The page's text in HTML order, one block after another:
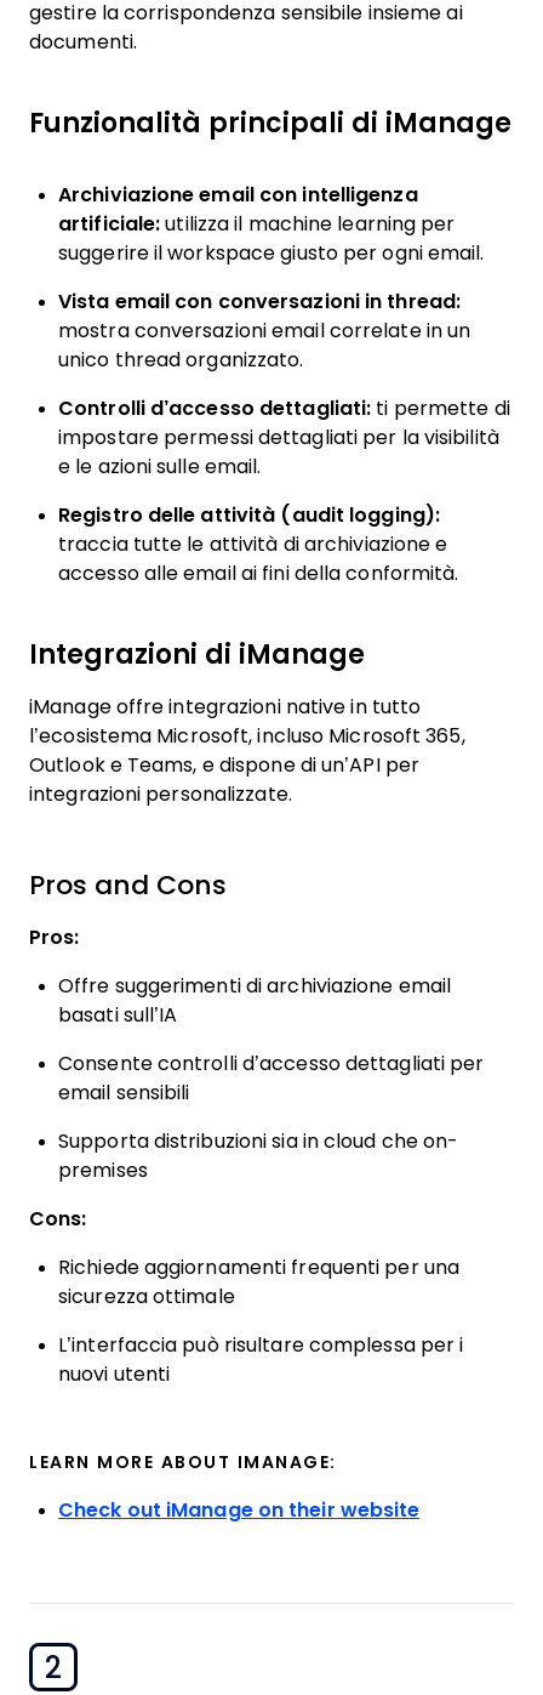
gestire la corrispondenza sensibile insieme ai
documenti.
Funzionalità principali di iManage
Archiviazione email con intelligenza
artificiale: utilizza il machine learning per
suggerire il workspace giusto per ogni email.
Vista email con conversazioni in thread:
mostra conversazioni email correlate in un
unico thread organizzato.
Controlli d’accesso dettagliati: ti permette di
impostare permessi dettagliati per la visibilità
e le azioni sulle email.
Registro delle attività (audit logging):
traccia tutte le attività di archiviazione e
accesso alle email ai fini della conformità.
Integrazioni di iManage
iManage offre integrazioni native in tutto
l’ecosistema Microsoft, incluso Microsoft 365,
Outlook e Teams, e dispone di un’API per
integrazioni personalizzate.
Pros and Cons
Pros:
Offre suggerimenti di archiviazione email
basati sull’IA
Consente controlli d’accesso dettagliati per
email sensibili
Supporta distribuzioni sia in cloud che on-
premises
Cons:
Richiede aggiornamenti frequenti per una
sicurezza ottimale
L’interfaccia può risultare complessa per i
nuovi utenti
LEARN MORE ABOUT IMANAGE:
Check out iManage on their website
2